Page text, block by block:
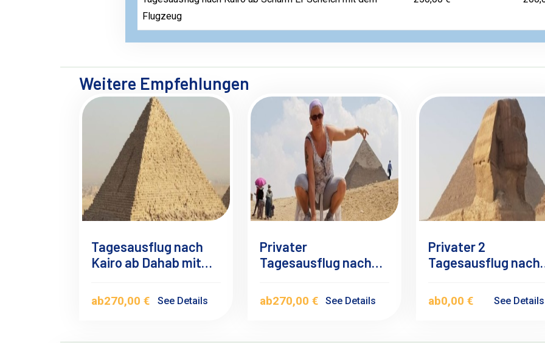
Flugzeug
Weitere Empfehlungen
Tagesausflug nach
Kairo ab Dahab mit
ab270,00 € See Details
Privater
Tagesausflug nach
dem Flugzeug
ab270,00 € See Details
Privater 2
Tagesausflug nach
Sheikh mit dem
Flugzeug
ab0,00 € See Details